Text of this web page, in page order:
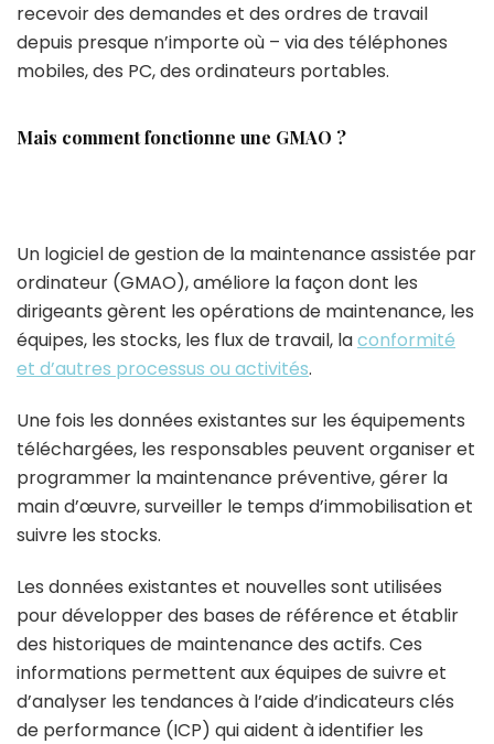
recevoir des demandes et des ordres de travail
depuis presque n’importe où – via des téléphones
mobiles, des PC, des ordinateurs portables.
Mais comment fonctionne une GMAO ?
Un logiciel de gestion de la maintenance assistée par
ordinateur (GMAO), améliore la façon dont les
dirigeants gèrent les opérations de maintenance, les
équipes, les stocks, les flux de travail, laconformité
et d’autres processus ou activités.
Une fois les données existantes sur les équipements
téléchargées, les responsables peuvent organiser et
programmer la maintenance préventive, gérer la
main d’œuvre, surveiller le temps d’immobilisation et
suivre les stocks.
Les données existantes et nouvelles sont utilisées
pour développer des bases de référence et établir
des historiques de maintenance des actifs. Ces
informations permettent aux équipes de suivre et
d’analyser les tendances à l’aide d’indicateurs clés
de performance (ICP) qui aident à identifier les